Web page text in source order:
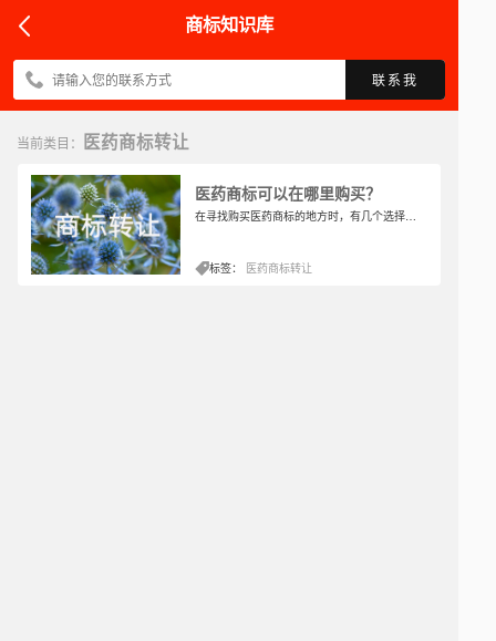
商标知识库
联系我
当前类目： 医药商标转让
医药商标可以在哪里购买？
在寻找购买医药商标的地方时，有几个选择。首先可以考虑通过商标专业机构或中介进行购买，这些机构会提供详细的商标信息和咨询服务。其次，可以关注商标交易平台，这些平台提供各种医药商标的购买和转让服务，让买家和卖家可以搭建起联系。最后，可以考虑参加商标拍卖会，这些拍卖会经常会有医药领域的商标出售，通过参与拍卖可以获得自己需要的商标。
标签： 医药商标转让